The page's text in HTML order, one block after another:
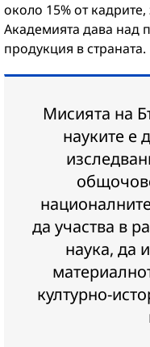
около 15% от
Академията дава над
продукция в страната.
Мисията на
науките е
да участва в
наука, да
културно-